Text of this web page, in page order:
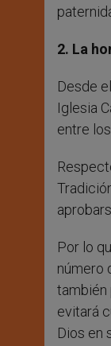
2. La
Desde
Iglesia
entre
Por lo
número
también
evitará
Dios en